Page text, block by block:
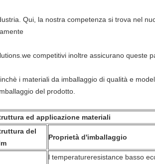
Qui, la nostra competenza si trova nel
competitivi inoltre assicurano queste
i materiali da imballaggio di qualità e
del prodotto.
ed applicazione materiali
del
Proprietà d'imballaggio
l temperatureresistance basso